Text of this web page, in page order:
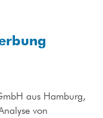
aus Hamburg,
von